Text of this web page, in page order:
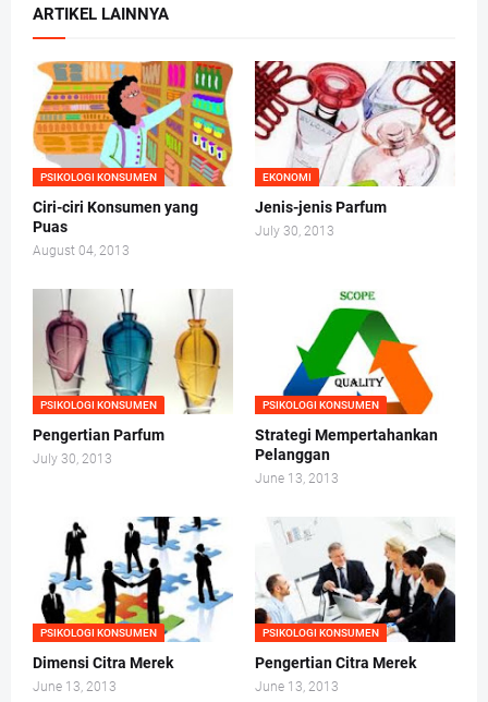
ARTIKEL LAINNYA
PSIKOLOGI KONSUMEN
Ciri-ciri Konsumen yang
Puas
August 04, 2013
EKONOMI
Jenis-jenis Parfum
July 30, 2013
PSIKOLOGI KONSUMEN
Pengertian Parfum
July 30, 2013
PSIKOLOGI KONSUMEN
Strategi Mempertahankan
Pelanggan
June 13, 2013
PSIKOLOGI KONSUMEN
Dimensi Citra Merek
June 13, 2013
PSIKOLOGI KONSUMEN
Pengertian Citra Merek
June 13, 2013